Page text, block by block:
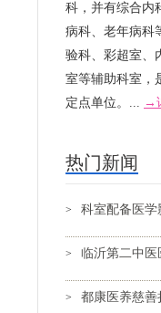
科，并有综合内
病科、老年病科
验科、彩超室、
室等辅助科室，
定点单位。... →
热门新闻
> 科室配备医学
> 临沂第二中
> 都康医养慈善